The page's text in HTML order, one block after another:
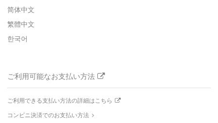
简体中文
繁體中文
한국어
ご利用可能なお支払い方法
ご利用できる支払い方法の詳細はこちら
コンビニ決済でのお支払い方法